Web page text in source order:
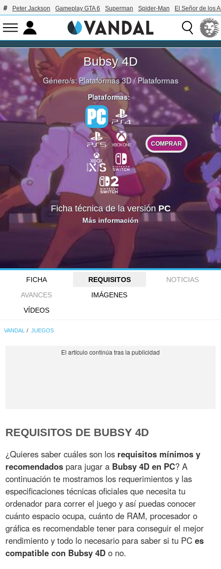
Peter Jackson Gameplay GTA 6 Superman Spider-Man El Señor de los
Bubsy 4D
Género/s:Plataformas 3D/Plataformas
Plataformas:
COMPRAR
Ficha técnica de la versión PC
Más información
FICHA REQUISITOS
NOTICIAS
AVANCES
IMÁGENES
VÍDEOS
VANDAL JUEGOS
REQUISITOS DE BUBSY 4D
¿Quieres saber cuáles son los requisitos mínimos y
recomendados para jugar a Bubsy 4D en PC? A
continuación te mostramos los requerimientos y las
especificaciones técnicas oficiales que necesita tu
ordenador para correr el juego y así puedas conocer
cuánto espacio ocupa, cuánto de RAM, procesador o
gráfica es recomendable tener para conseguir el mejor
rendimiento y todo lo necesario para saber si tu PCes
compatible con Bubsy 4D o no.